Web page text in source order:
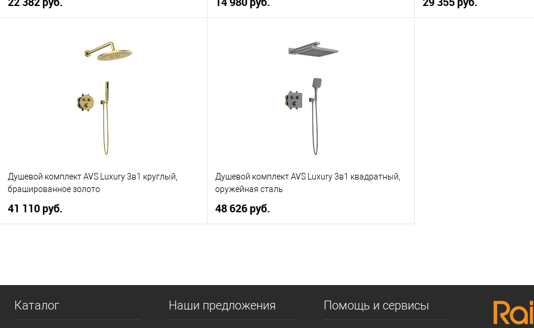
Душевой комплект AVS Luxury 3в1 круглый,
брашированное золото
41 110 руб.
Душевой комплект AVS Luxury 3в1 квадратный,
оружейная сталь
48 626 руб.
Каталог Наши предложения Помощь и сервисы